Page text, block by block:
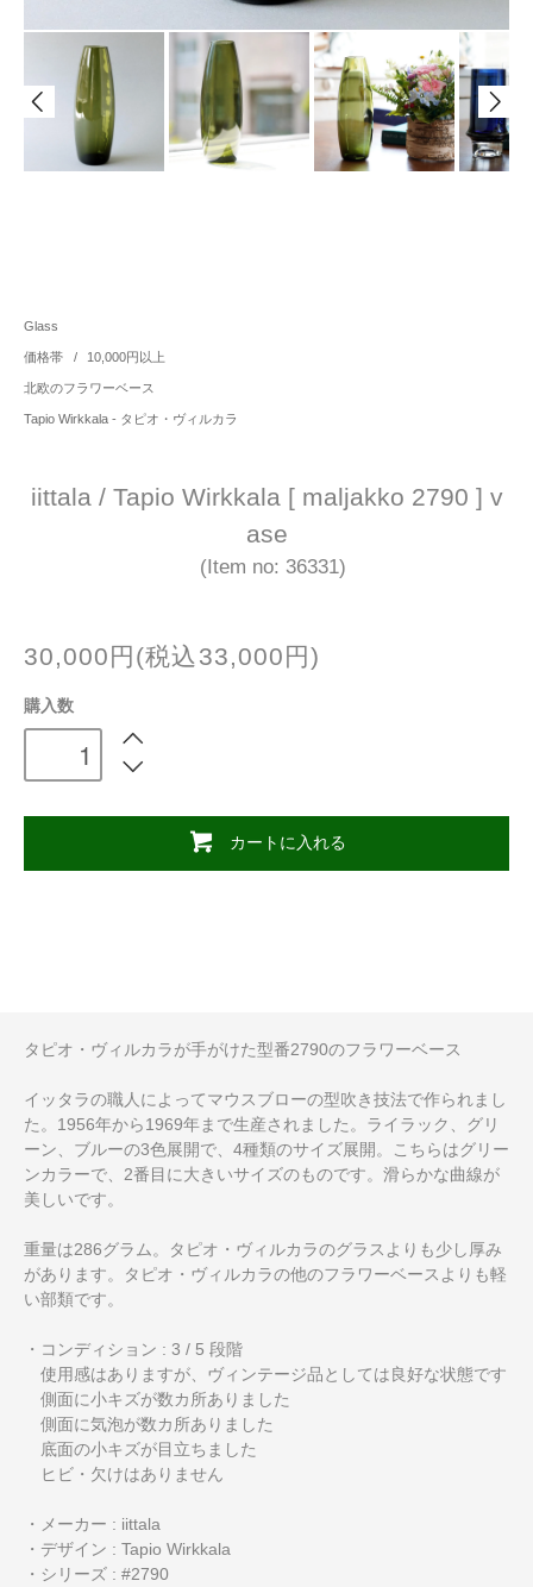
Glass
価格帯 / 10,000円以上
北欧のフラワーベース
Tapio Wirkkala - タピオ・ヴィルカラ
iittala / Tapio Wirkkala [ maljakko 2790 ] v
ase
(Item no: 36331)
30,000円(税込33,000円)
購入数
カートに入れる
タピオ・ヴィルカラが手がけた型番2790のフラワーベース
イッタラの職人によってマウスブローの型吹き技法で作られまし
た。1956年から1969年まで生産されました。ライラック、グリ
ーン、ブルーの3色展開で、4種類のサイズ展開。こちらはグリー
ンカラーで、2番目に大きいサイズのものです。滑らかな曲線が
美しいです。
重量は286グラム。タピオ・ヴィルカラのグラスよりも少し厚み
があります。タピオ・ヴィルカラの他のフラワーベースよりも軽
い部類です。
・コンディション : 3 / 5 段階
使用感はありますが、ヴィンテージ品としては良好な状態です
側面に小キズが数カ所ありました
側面に気泡が数カ所ありました
底面の小キズが目立ちました
ヒビ・欠けはありません
・メーカー : iittala
・デザイン : Tapio Wirkkala
・シリーズ : #2790